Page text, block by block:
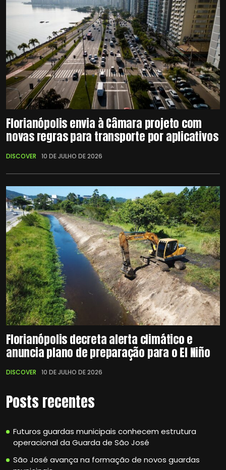
Florianópolis envia à Câmara projeto com
novas regras para transporte por aplicativos
DISCOVER 10 DE JULHO DE 2026
Florianópolis decreta alerta climático e
anuncia plano de preparação para o El Niño
DISCOVER 10 DE JULHO DE 2026
Posts recentes
Futuros guardas municipais conhecem estrutura
operacional da Guarda de São José
São José avança na formação de novos guardas